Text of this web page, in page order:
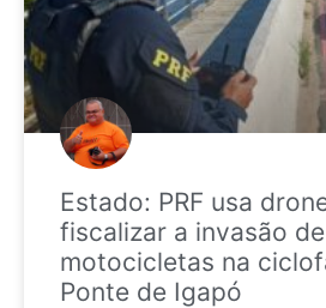
Estado: PRF usa
fiscalizar a invasão de
motocicletas na
Ponte de Igapó